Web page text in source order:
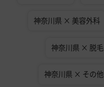
神奈川県 × 美容外科
神奈川県 × 脱毛
神奈川県 × その他